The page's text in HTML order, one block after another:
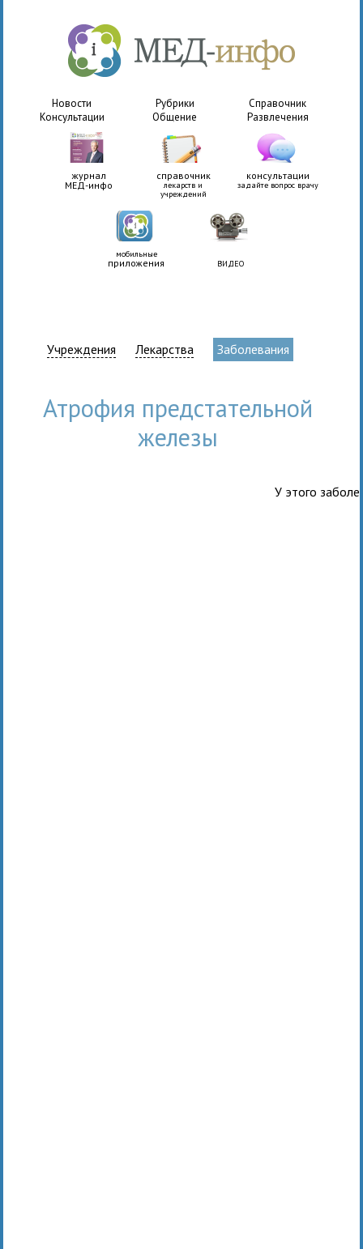
Новости Рубрики
Справочник
Консультации
Общение Развлечения
журнал
МЕД-инфо
справочник
лекарств и
учреждений
консультации
задайте вопрос врачу
мобильные
приложения ВИДЕО
Учреждения Лекарства Заболевания
атрофия предстательной
железы
У этого